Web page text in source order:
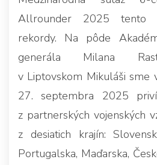
Allrounder 2025 tento
rekordy. Na pôde
generála Milana
v Liptovskom Mikuláši sme
27. septembra 2025
z partnerských vojenských
z desiatich krajín:
Portugalska, Maďarska,